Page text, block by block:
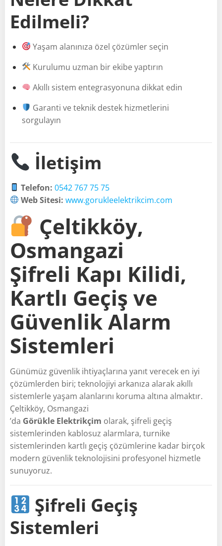
Edilmeli?
Yaşam alanınıza özel çözümler seçin
Kurulumu uzman bir ekibe yaptırın
Akıllı sistem entegrasyonuna dikkat edin
Garanti ve teknik destek hizmetlerini
sorgulayın
İletişim
Telefon: 0542 767 75 75
Web Sitesi: www.gorukleelektrikcim.com
Çeltikköy,
Osmangazi
Şifreli Kapı Kilidi,
Kartlı Geçiş ve
Güvenlik Alarm
Sistemleri
Günümüz güvenlik ihtiyaçlarına yanıt verecek en iyi
çözümlerden biri; teknolojiyi arkanıza alarak akıllı
sistemlerle yaşam alanlarını koruma altına almaktır.
Çeltikköy, Osmangazi
’da Görükle Elektrikçim olarak, şifreli geçiş
sistemlerinden kablosuz alarmlara, turnike
sistemlerinden kartlı geçiş çözümlerine kadar birçok
modern güvenlik teknolojisini profesyonel hizmetle
sunuyoruz.
Şifreli Geçiş
Sistemleri